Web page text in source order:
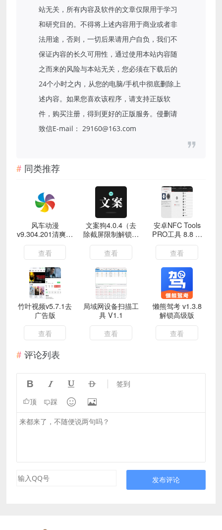
站无关，所有内容及软件的文章仅限用于学习
和研究目的。不得将上述内容用于商业或者非
法用途，否则，一切后果请用户自负，我们不
保证内容的长久可用性，通过使用本站内容随
之而来的风险与本站无关，您必须在下载后的
24个小时之内，从您的电脑/手机中彻底删除上
述内容。如果您喜欢该程序，请支持正版软
件，购买注册，得到更好的正版服务。侵删请
致信E-mail： 29160@163.com
同类推荐
风车动漫
v9.304.201清爽版
免费看动漫
查看
文案狗4.0.4（去
除截屏限制解锁会
员）
查看
安卓NFC Tools
PRO工具 8.8 专
业版
查看
竹叶视频v5.7.1去
广告版
查看
局域网设备扫描工
具 V1.1
查看
懒熊驾考 v1.3.8
解锁高级版
查看
评论列表
    签到
顶 踩  
发布评论